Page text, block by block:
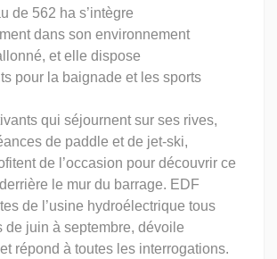
de 562 ha s’intègre
dans son environnement
et elle dispose
pour la baignade et les sports
qui séjournent sur ses rives,
de paddle et de jet-ski,
de l’occasion pour découvrir ce
le mur du barrage. EDF
de l’usine hydroélectrique tous
de juin à septembre, dévoile
répond à toutes les interrogations.